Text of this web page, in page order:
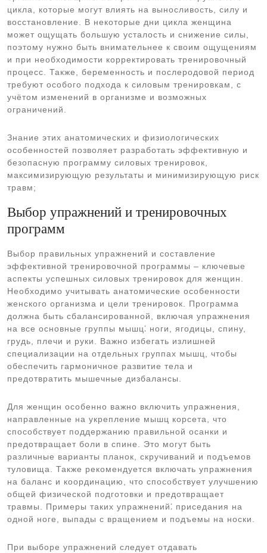
цикла, которые могут влиять на выносливость, силу и
восстановление. В некоторые дни цикла женщина
может ощущать большую усталость и снижение силы,
поэтому нужно быть внимательнее к своим ощущениям
и при необходимости корректировать тренировочный
процесс. Также, беременность и послеродовой период
требуют особого подхода к силовым тренировкам, с
учётом изменений в организме и возможных
ограничений.
Знание этих анатомических и физиологических
особенностей позволяет разработать эффективную и
безопасную программу силовых тренировок,
максимизирующую результаты и минимизирующую риск
травм;
Выбор упражнений и тренировочных
программ
Выбор правильных упражнений и составление
эффективной тренировочной программы – ключевые
аспекты успешных силовых тренировок для женщин.
Необходимо учитывать анатомические особенности
женского организма и цели тренировок. Программа
должна быть сбалансированной, включая упражнения
на все основные группы мышц⁚ ноги, ягодицы, спину,
грудь, плечи и руки. Важно избегать излишней
специализации на отдельных группах мышц, чтобы
обеспечить гармоничное развитие тела и
предотвратить мышечные дизбалансы.
Для женщин особенно важно включить упражнения,
направленные на укрепление мышц корсета, что
способствует поддержанию правильной осанки и
предотвращает боли в спине. Это могут быть
различные варианты планок, скручиваний и подъемов
туловища. Также рекомендуется включать упражнения
на баланс и координацию, что способствует улучшению
общей физической подготовки и предотвращает
травмы. Примеры таких упражнений⁚ приседания на
одной ноге, выпады с вращением и подъемы на носки.
При выборе упражнений следует отдавать